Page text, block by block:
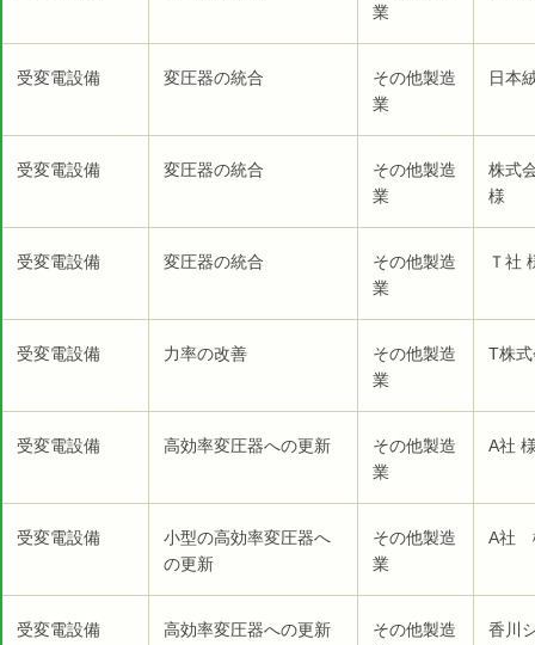
業
受変電設備 変圧器の統合
その他製造
業
日本
受変電設備 変圧器の統合
その他製造
業
株式
様
受変電設備 変圧器の統合
その他製造
業
Ｔ社
受変電設備 力率の改善
その他製造
業
T株
受変電設備 高効率変圧器への更新
その他製造
業
A社
受変電設備
小型の高効率変圧器へ
の更新
その他製造
業
A社
受変電設備 高効率変圧器への更新
その他製造
香川